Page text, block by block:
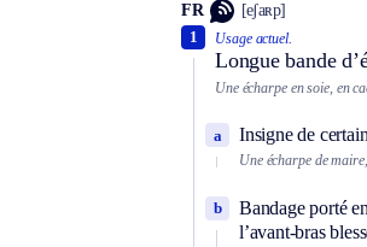
FR [eʃaʀp]
Usage actuel.
Longue bande
1
Une écharpe en soie, en
Insigne de
a
Une écharpe de
Bandage porté
l’avant-bras
b